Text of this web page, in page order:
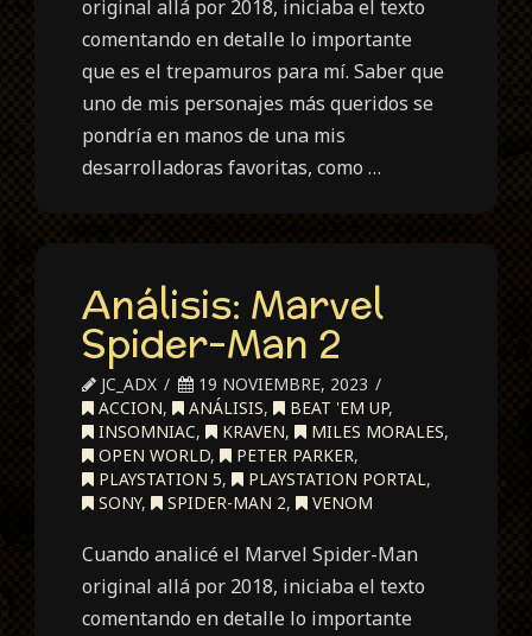
original allá por 2018, iniciaba el texto
comentando en detalle lo importante
que es el trepamuros para mí. Saber que
uno de mis personajes más queridos se
pondría en manos de una mis
desarrolladoras favoritas, como …
Análisis: Marvel
Spider-Man 2
JC_ADX
19 NOVIEMBRE, 2023
ACCION, ANÁLISIS, BEAT 'EM UP,
INSOMNIAC, KRAVEN, MILES MORALES,
OPEN WORLD, PETER PARKER,
PLAYSTATION 5, PLAYSTATION PORTAL,
SONY, SPIDER-MAN 2, VENOM
Cuando analicé el Marvel Spider-Man
original allá por 2018, iniciaba el texto
comentando en detalle lo importante